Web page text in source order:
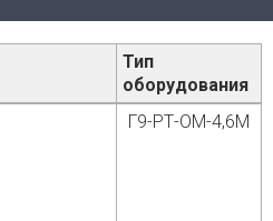
Тип
оборудования
Г9-РТ-ОМ-4,6М